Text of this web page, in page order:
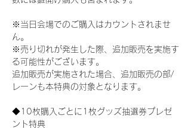
※当日会場でのご購入はカウントされませ
ん。
※売り切れが発生した際、追加販売を実施す
る可能性がございます。
追加販売が実施された場合、追加販売の部/
レーンも本特典の対象となります。
◆10枚購入ごとに1枚グッズ抽選券プレゼ
ント特典